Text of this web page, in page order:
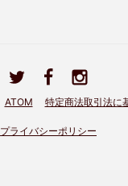
ATOM 特定商法取引法に
プライバシーポリシー